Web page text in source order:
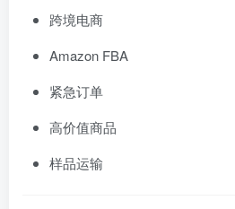
跨境电商
Amazon FBA
紧急订单
高价值商品
样品运输